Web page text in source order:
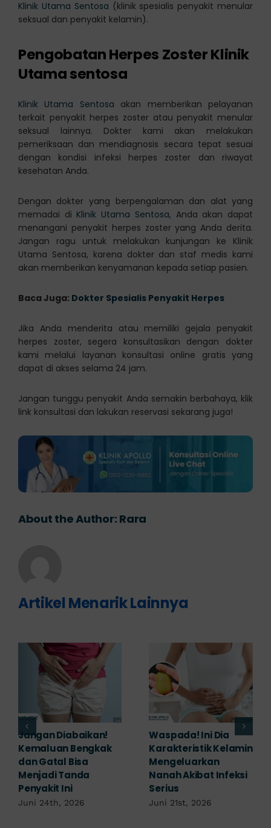
Klinik Utama Sentosa (klinik spesialis penyakit menular
seksual dan penyakit kelamin).
Pengobatan Herpes Zoster Klinik
Utama sentosa
Klinik Utama Sentosa akan memberikan pelayanan
terkait penyakit herpes zoster atau penyakit menular
seksual lainnya. Dokter kami akan melakukan
pemeriksaan dan mendiagnosis secara tepat sesuai
dengan kondisi infeksi herpes zoster dan riwayat
kesehatan Anda.
Dengan dokter yang berpengalaman dan alat yang
memadai di Klinik Utama Sentosa, Anda akan dapat
menangani penyakit herpes zoster yang Anda derita.
Jangan ragu untuk melakukan kunjungan ke Klinik
Utama Sentosa, karena dokter dan staf medis kami
akan memberikan kenyamanan kepada setiap pasien.
Baca Juga: Dokter Spesialis Penyakit Herpes
Jika Anda menderita atau memiliki gejala penyakit
herpes zoster, segera konsultasikan dengan dokter
kami melalui layanan konsultasi online gratis yang
dapat di akses selama 24 jam.
Jangan tunggu penyakit Anda semakin berbahaya, klik
link konsultasi dan lakukan reservasi sekarang juga!
About the Author: Rara
Artikel Menarik Lainnya
Banyak yang
Mengabaikan,
Padahal Habis
Berhubungan
Kemaluan Gatal Bisa
Jadi Tanda IMS!
Tampak Ringan,
Waspada Ini Gejala
Kutil Kelamin yang
Berbahaya!
Juni 14th, 2026